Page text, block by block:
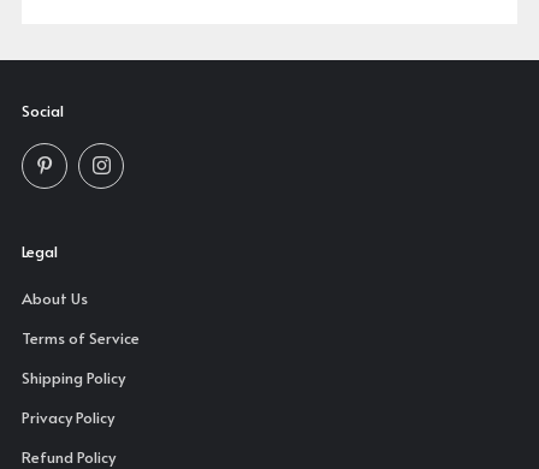
Social
PinterestInstagram
Legal
About Us
Terms of Service
Shipping Policy
Privacy Policy
Refund Policy